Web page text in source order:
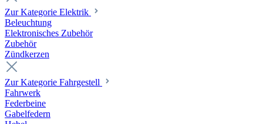
Zur Kategorie Elektrik
Beleuchtung
Elektronisches Zubehör
Zubehör
Zündkerzen
Zur Kategorie Fahrgestell
Fahrwerk
Federbeine
Gabelfedern